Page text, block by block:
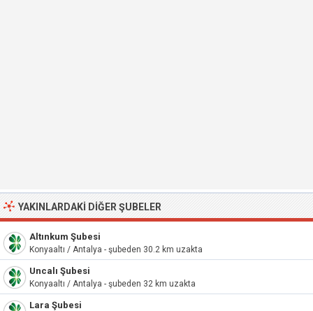
YAKINLARDAKI DIĞER ŞUBELER
Altınkum Şubesi
Konyaaltı / Antalya - şubeden 30.2 km uzakta
Uncalı Şubesi
Konyaaltı / Antalya - şubeden 32 km uzakta
Lara Şubesi